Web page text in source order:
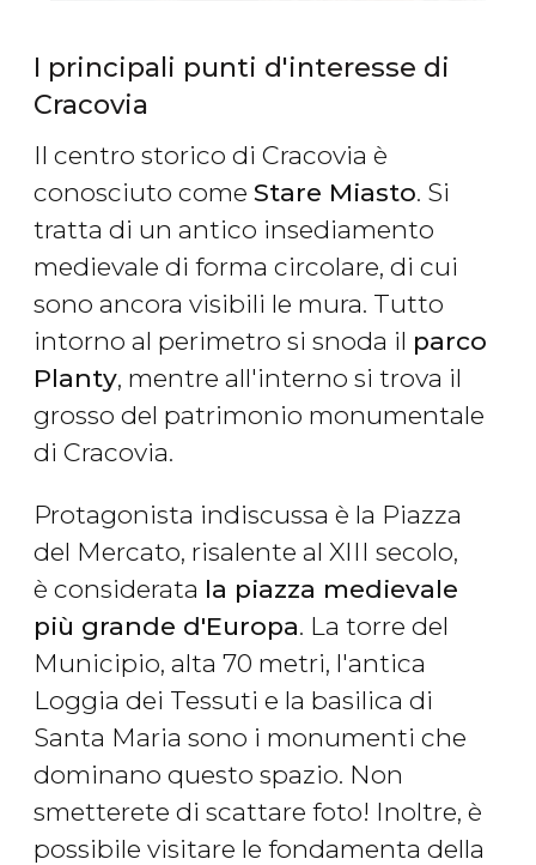
I principali punti d'interesse di
Cracovia
Il centro storico di Cracovia è
conosciuto come Stare Miasto. Si
tratta di un antico insediamento
medievale di forma circolare, di cui
sono ancora visibili le mura. Tutto
intorno al perimetro si snoda il parco
Planty, mentre all'interno si trova il
grosso del patrimonio monumentale
di Cracovia.
Protagonista indiscussa è la Piazza
del Mercato, risalente al XIII secolo,
è considerata la piazza medievale
più grande d'Europa. La torre del
Municipio, alta 70 metri, l'antica
Loggia dei Tessuti e la basilica di
Santa Maria sono i monumenti che
dominano questo spazio. Non
smetterete di scattare foto! Inoltre, è
possibile visitare le fondamenta della